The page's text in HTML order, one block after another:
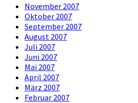
November 2007
Oktober 2007
September 2007
August 2007
Juli 2007
Juni 2007
Mai 2007
April 2007
März 2007
Februar 2007